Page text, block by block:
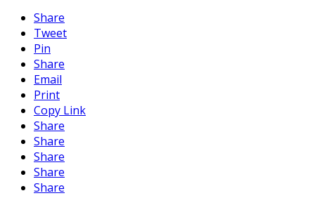
Share
Tweet
Pin
Share
Email
Print
Copy Link
Share
Share
Share
Share
Share